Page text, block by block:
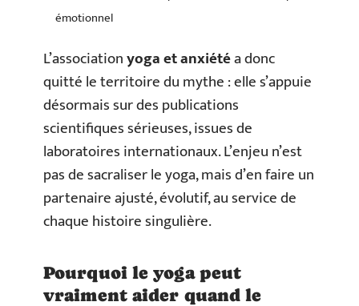
émotionnel
L’associationyoga et anxiétéa donc
quitté le territoire du mythe : elle s’appuie
désormais sur des publications
scientifiques sérieuses, issues de
laboratoires internationaux. L’enjeu n’est
pas de sacraliser le yoga, mais d’en faire un
partenaire ajusté, évolutif, au service de
chaque histoire singulière.
Pourquoi le yoga peut
vraiment aider quand le